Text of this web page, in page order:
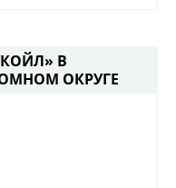
В
ОКРУГЕ